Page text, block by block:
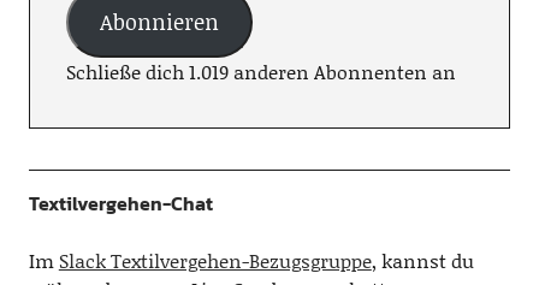
Abonnieren
Schließe dich 1.019 anderen Abonnenten an
Textilvergehen-Chat
Im Slack Textilvergehen-Bezugsgruppe, kannst du